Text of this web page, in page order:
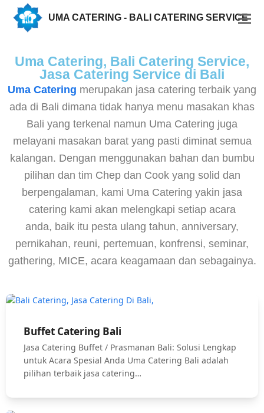
UMA CATERING - BALI CATERING SERVICE
Uma Catering, Bali Catering Service,
Jasa Catering Service di Bali
Uma Catering merupakan jasa catering terbaik yang
ada di Bali dimana tidak hanya menu masakan khas
Bali yang terkenal namun Uma Catering juga
melayani masakan barat yang pasti diminat semua
kalangan. Dengan menggunakan bahan dan bumbu
pilihan dan tim Chep dan Cook yang solid dan
berpengalaman, kami Uma Catering yakin jasa
catering kami akan melengkapi setiap acara
anda, baik itu pesta ulang tahun, anniversary,
pernikahan, reuni, pertemuan, konfrensi, seminar,
gathering, MICE, acara keagamaan dan sebagainya.
Buffet Catering Bali
Jasa Catering Buffet / Prasmanan Bali: Solusi Lengkap
untuk Acara Spesial Anda Uma Catering Bali adalah
pilihan terbaik jasa catering…